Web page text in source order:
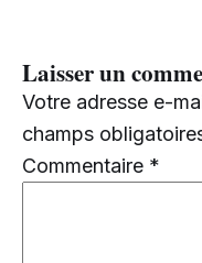
Laisser un
Votre adresse e-
champs
Commentaire *